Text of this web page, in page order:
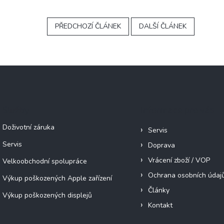
PŘEDCHOZÍ ČLÁNEK DALŠÍ ČLÁNEK
Doživotní záruka
Servis
Velkoobchodní spolupráce
Výkup poškozených Apple zařízení
Výkup poškozených displejů
Servis
Doprava
Vrácení zboží / VOP
Ochrana osobních
Články
Kontakt